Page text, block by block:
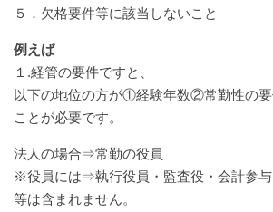
５．欠格要件等に該当しないこと
例えば
１.経管の要件ですと、
以下の地位の方が①経験年数②常勤性の要
ことが必要です。
法人の場合⇒常勤の役員
※役員には⇒執行役員・監査役・会計参
等は含まれません。